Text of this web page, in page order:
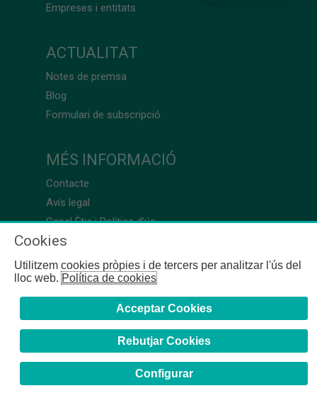
Empreses i entitats
ACTUALITAT
Notes de premsa
Blog
Formulari de subscripció
MÉS INFORMACIÓ
Contacte
Avís legal
Canal Ètic i Política d’ús
Cookies
Utilitzem cookies pròpies i de tercers per analitzar l'ús del
lloc web.Política de cookies
Acceptar Cookies
Rebutjar Cookies
Configurar